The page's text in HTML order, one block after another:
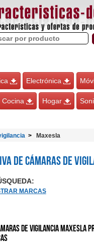
Electrónica
Cocina Hogar
Maxesla
de Cámaras de
MARCAS
de vigilancia Maxesla